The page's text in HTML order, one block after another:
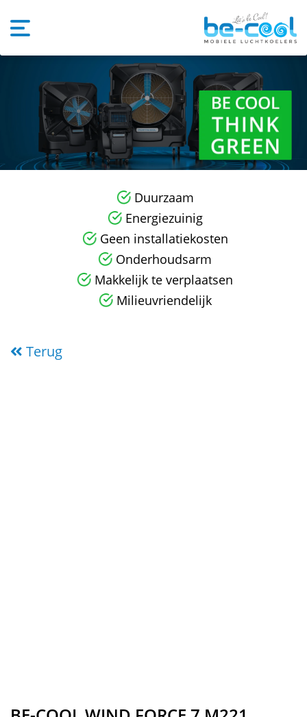
Duurzaam
Energiezuinig
Geen installatiekosten
Onderhoudsarm
Makkelijk te verplaatsen
Milieuvriendelijk
Terug